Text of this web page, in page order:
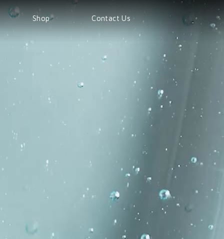
Shop
Shop
Contact Us